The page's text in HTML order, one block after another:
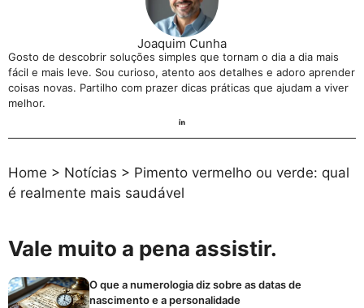
Joaquim Cunha
Gosto de descobrir soluções simples que tornam o dia a dia mais
fácil e mais leve. Sou curioso, atento aos detalhes e adoro aprender
coisas novas. Partilho com prazer dicas práticas que ajudam a viver
melhor.
Home > Notícias > Pimento vermelho ou verde: qual
é realmente mais saudável
Vale muito a pena assistir.
O que a numerologia diz sobre as datas de
nascimento e a personalidade